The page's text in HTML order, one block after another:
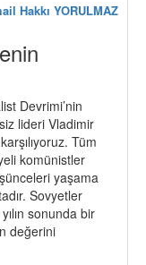
Hakkı YORULMAZ
Devrimi’nin
lideri Vladimir
Tüm
komünistler
yaşama
Sovyetler
sonunda bir
değerini